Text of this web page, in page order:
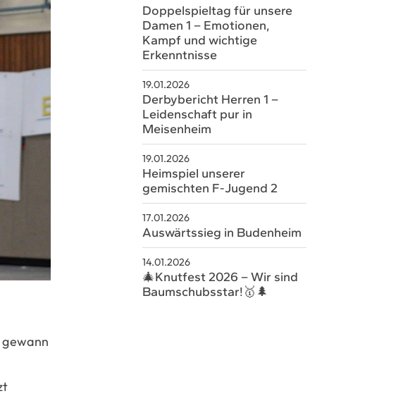
Doppelspieltag für unsere
Damen 1 – Emotionen,
Kampf und wichtige
Erkenntnisse
19.01.2026
Derbybericht Herren 1 –
Leidenschaft pur in
Meisenheim
19.01.2026
Heimspiel unserer
gemischten F-Jugend 2
17.01.2026
Auswärtssieg in Budenheim
14.01.2026
🎄Knutfest 2026 – Wir sind
Baumschubsstar!🥇🌲
Geschäftsstelle
HSV Sobernheim e.V.
Zum Staaren 26
55566 Bad Sobernheim
06751 8579328
geschaeftsstelle@hsvsobernheim.de